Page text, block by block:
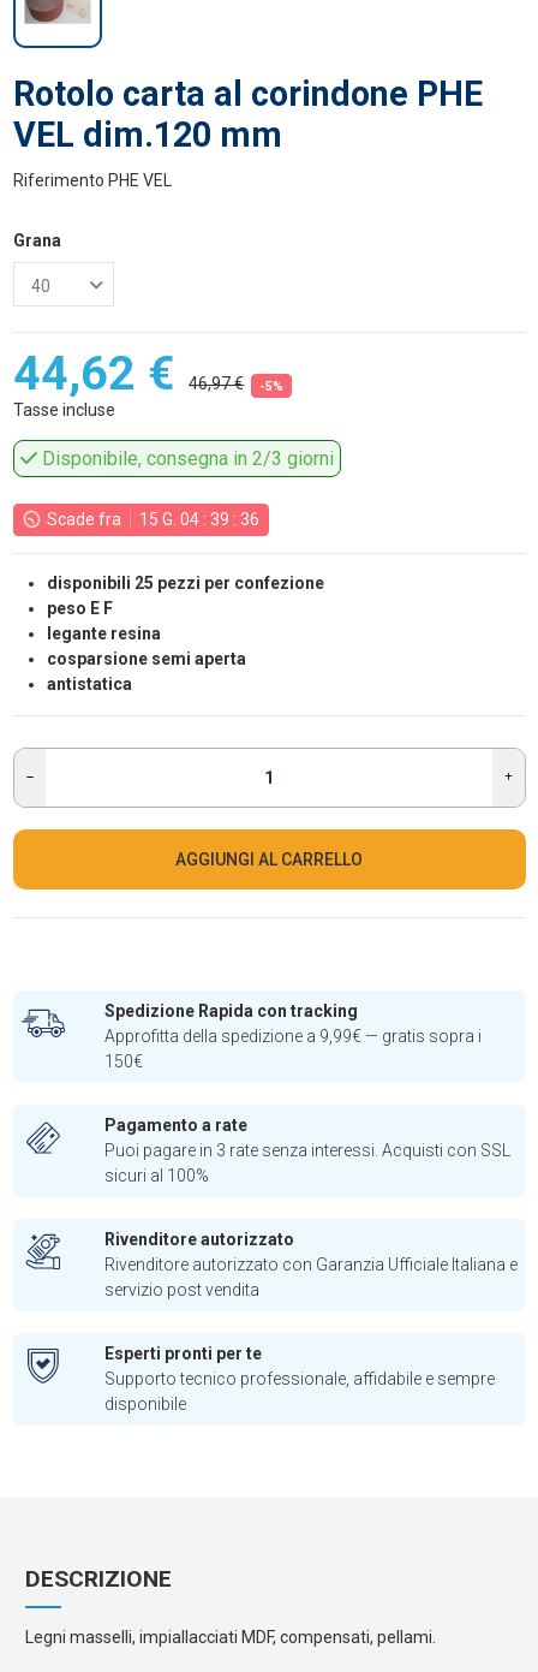
Rotolo carta al corindone PHE
VEL dim.120 mm
Riferimento PHE VEL
Grana
44,62 € 46,97 € -5%
Tasse incluse
Disponibile, consegna in 2/3 giorni
Scade fra 15 G. 04: 39 : 36
disponibili 25 pezzi per confezione
peso E F
legante resina
cosparsione semi aperta
antistatica
AGGIUNGI AL CARRELLO
Spedizione Rapida con tracking
Approfitta della spedizione a 9,99€ — gratis sopra i
150€
Pagamento a rate
Puoi pagare in 3 rate senza interessi. Acquisti con SSL
sicuri al 100%
Rivenditore autorizzato
Rivenditore autorizzato con Garanzia Ufficiale Italiana e
servizio post vendita
Esperti pronti per te
Supporto tecnico professionale, affidabile e sempre
disponibile
DESCRIZIONE
Legni masselli, impiallacciati MDF, compensati, pellami.